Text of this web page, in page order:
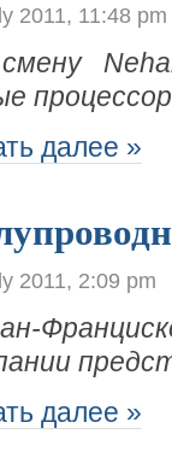
2011, 11:48 pm
далее »
2011, 2:09 pm
далее »